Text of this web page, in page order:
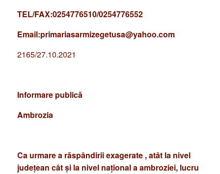
TEL/FAX:0254776510/0254776552
Email:primariasarmizegetusa@yahoo.com
2165/27.10.2021
Informare publică
Ambrozia
Ca urmarea răspândiriiexagerate ,atât la nivel
județean câtși la nivel naționalaambroziei, lucru